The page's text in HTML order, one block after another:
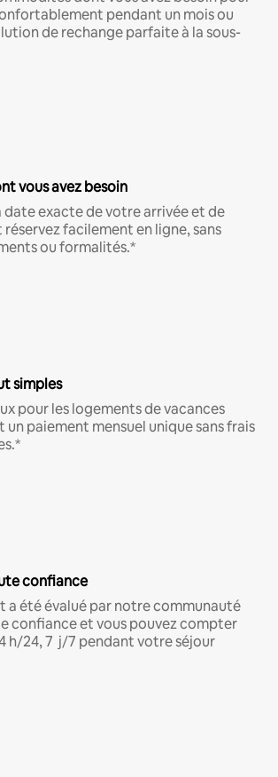
pendant un mois ou
de rechange parfaite à la sous-
vous avez besoin
date exacte de votre arrivée et de
facilement en ligne, sans
ou formalités.*
simples
pour les logements de vacances
un paiement mensuel unique sans frais
confiance
a été évalué par notre communauté
confiance et vous pouvez compter
h/24, 7 j/7 pendant votre séjour